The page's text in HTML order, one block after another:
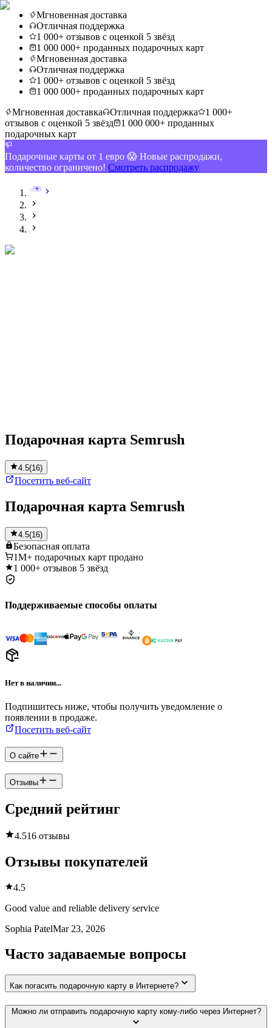
Мгновенная доставка
Отличная поддержка
1 000+ отзывов с оценкой 5 звёзд
1 000 000+ проданных подарочных карт
Мгновенная доставка
Отличная поддержка
1 000+ отзывов с оценкой 5 звёзд
1 000 000+ проданных подарочных карт
Мгновенная доставка
Отличная поддержка
1 000+
отзывов с оценкой 5 звёзд
1 000 000+ проданных
подарочных карт
Подарочные карты от 1 евро 😱 Новые распродажи,
количество ограничено! Смотреть распродажу
Подарочная карта Semrush
4.5(16)
Посетить веб-сайт
Подарочная карта Semrush
4.5(16)
Безопасная оплата
1M+ подарочных карт продано
1 000+ отзывов 5 звёзд
Поддерживаемые способы оплаты
Нет в наличии...
Подпишитесь ниже, чтобы получить уведомление о
появлении в продаже.
Посетить веб-сайт
О сайте
Отзывы
Средний рейтинг
4.516 отзывы
Отзывы покупателей
4.5
Good value and reliable delivery service
Sophia PatelMar 23, 2026
Часто задаваемые вопросы
Как погасить подарочную карту в Интернете?
Можно ли отправить подарочную карту кому-либо через Интернет?